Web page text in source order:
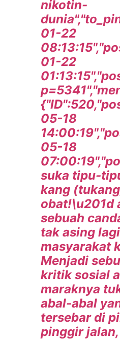
nikotin-
01-22
01-22
05-18
05-18
suka tipu-
kang
obat!\u201d
sebuah
tak asing
masyarakat
Menjadi
kritik sosial
maraknya
abal-abal
tersebar di
pinggir